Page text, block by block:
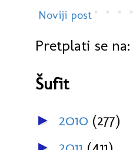
Noviji post
Pretplati se na:
Šufit
► 2010 (277)